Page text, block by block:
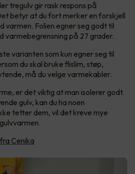
tregulv gir rask respons på
betyr at du fort merker en forskjell
varmen. Folien egner seg godt til
varmebegrensning på 27 grader.
varianten som kun egner seg til
du skal bruke flislim, støp,
må du velge varmekabler.
er det viktig at man isolerer godt.
gulv, kan du ha noen
tetter dem, vil det kreve mye
Cenika